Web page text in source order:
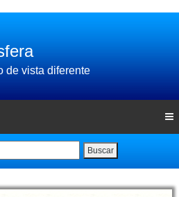
de vista diferente
Buscar